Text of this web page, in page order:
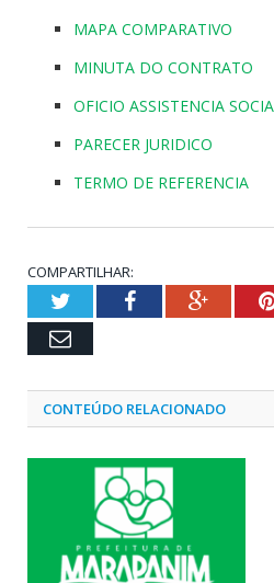
MAPA COMPARATIVO
MINUTA DO CONTRATO
OFICIO ASSISTENCIA
PARECER JURIDICO
TERMO DE REFERENCIA
COMPARTILHAR:
TwitterFacebook
Email
CONTEÚDO RELACIONADO